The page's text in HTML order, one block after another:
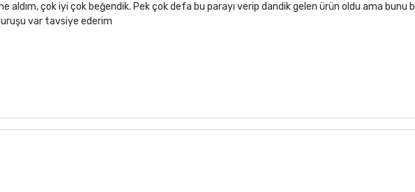
aldım, çok iyi çok beğendik. Pek çok defa bu parayı verip dandik gelen ürün oldu ama
var tavsiye ederim